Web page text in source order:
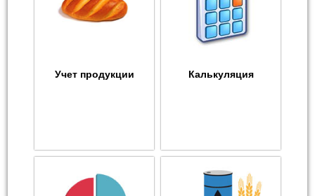
Учет продукции Калькуляция